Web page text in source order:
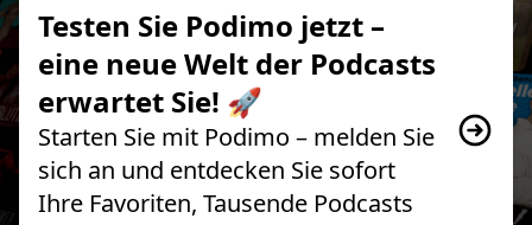
Testen Sie Podimo jetzt –
eine neue Welt der Podcasts
erwartet Sie! 🚀
Starten Sie mit Podimo – melden Sie
sich an und entdecken Sie sofort
Ihre Favoriten, Tausende Podcasts